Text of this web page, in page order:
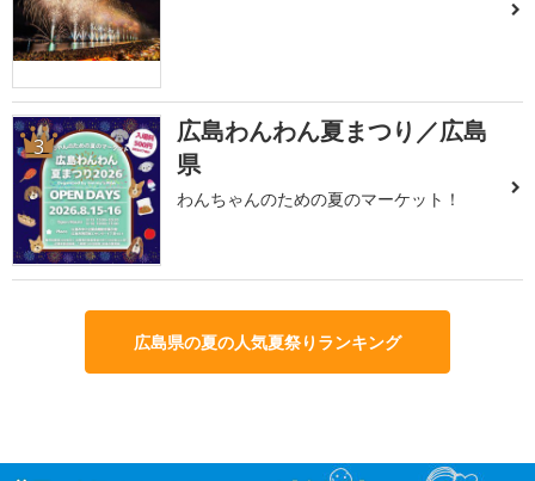
3
広島わんわん夏まつり／広島
県
わんちゃんのための夏のマーケット！
広島県の夏の人気夏祭りランキング